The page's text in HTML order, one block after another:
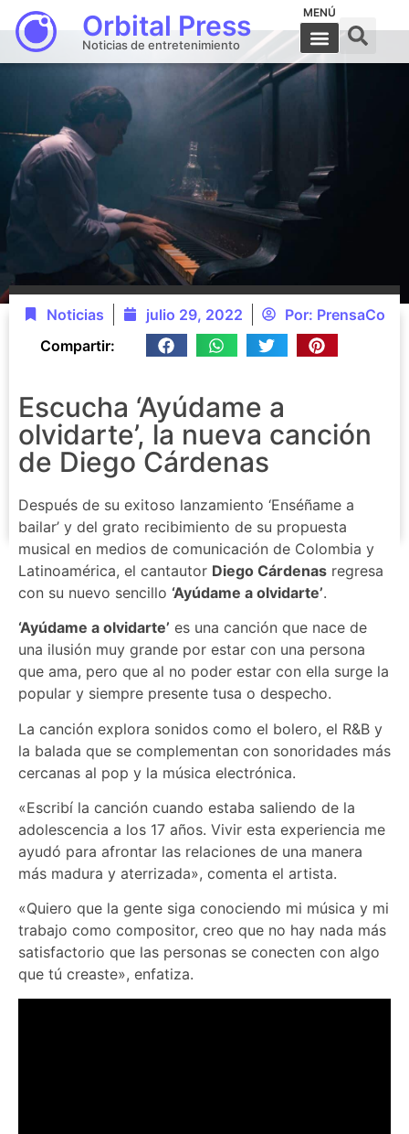
Orbital Press
Noticias de entretenimiento
MENÚ
Noticias julio 29, 2022 Por: PrensaCo
Compartir:
Escucha ‘Ayúdame a
olvidarte’, la nueva canción
de Diego Cárdenas
Después de su exitoso lanzamiento ‘Enséñame a
bailar’ y del grato recibimiento de su propuesta
musical en medios de comunicación de Colombia y
Latinoamérica, el cantautor Diego Cárdenas regresa
con su nuevo sencillo ‘Ayúdame a olvidarte’.
‘Ayúdame a olvidarte’ es una canción que nace de
una ilusión muy grande por estar con una persona
que ama, pero que al no poder estar con ella surge la
popular y siempre presente tusa o despecho.
La canción explora sonidos como el bolero, el R&B y
la balada que se complementan con sonoridades más
cercanas al pop y la música electrónica.
«Escribí la canción cuando estaba saliendo de la
adolescencia a los 17 años. Vivir esta experiencia me
ayudó para afrontar las relaciones de una manera
más madura y aterrizada», comenta el artista.
«Quiero que la gente siga conociendo mi música y mi
trabajo como compositor, creo que no hay nada más
satisfactorio que las personas se conecten con algo
que tú creaste», enfatiza.